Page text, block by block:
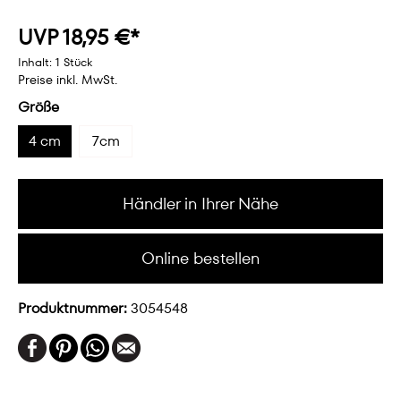
UVP 18,95 €*
Inhalt: 1 Stück
Preise inkl. MwSt.
Größe
4 cm
7cm
Händler in Ihrer Nähe
Online bestellen
Produktnummer:3054548